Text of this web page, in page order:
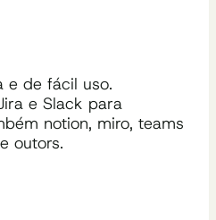
e de fácil uso.
e Slack para
notion, miro, teams
outors.